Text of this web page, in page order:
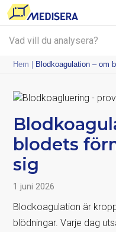
Hem | Blodkoagulation – om
blodets
sig
1 juni 2026
Blodkoagulation är
blödningar. Varje dag